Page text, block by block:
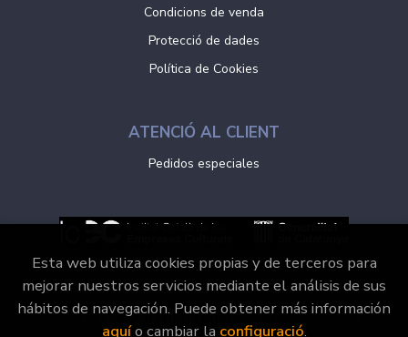
Condicions de venda
Protecció de dades
Política de Cookies
ATENCIÓ AL CLIENT
Pedidos especiales
2026 © Vaporvell Llibres. Tots els Drets Reservats |
Esta web utiliza cookies propias y de terceros para
mejorar nuestros servicios mediante el análisis de sus
hábitos de navegación. Puede obtener más información
aquío cambiar la configuració.